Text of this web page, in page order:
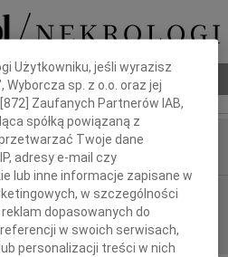
pogrzebowy
Użytkowniku, jeśli wyrazisz
Wyborcza sp. z o.o. oraz jej
872 ] Zaufanych Partnerów IAB,
spółką powiązaną z
Twoje dane
adresy e-mail czy
lub inne informacje zapisane w
w szczególności
dopasowanych do
w swoich serwisach,
personalizacji treści w nich